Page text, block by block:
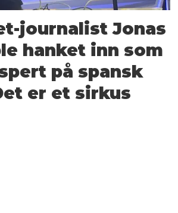
journalist Jonas
hanket inn som
på spansk
er et sirkus